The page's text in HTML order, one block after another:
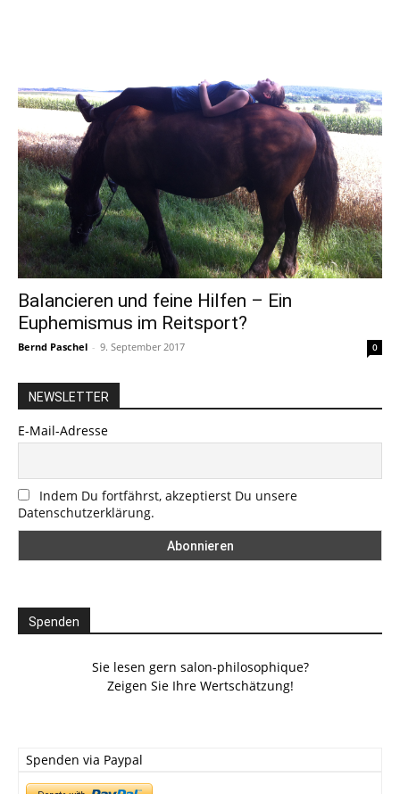
Balancieren und feine Hilfen – Ein
Euphemismus im Reitsport?
Bernd Paschel - 9. September 2017 0
NEWSLETTER
E-Mail-Adresse
Indem Du fortfährst, akzeptierst Du unsere
Datenschutzerklärung.
Spenden
Sie lesen gern salon-philosophique?
Zeigen Sie Ihre Wertschätzung!
Spenden via Paypal